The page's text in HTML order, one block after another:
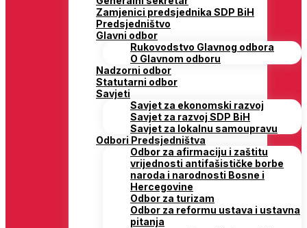
Zamjenici predsjednika SDP BiH
Predsjedništvo
Glavni odbor
Rukovodstvo Glavnog odbora
O Glavnom odboru
Nadzorni odbor
Statutarni odbor
Savjeti
Savjet za ekonomski razvoj
Savjet za razvoj SDP BiH
Savjet za lokalnu samoupravu
Odbori Predsjedništva
Odbor za afirmaciju i zaštitu
vrijednosti antifašističke borbe
naroda i narodnosti Bosne i
Hercegovine
Odbor za turizam
Odbor za reformu ustava i ustavna
pitanja